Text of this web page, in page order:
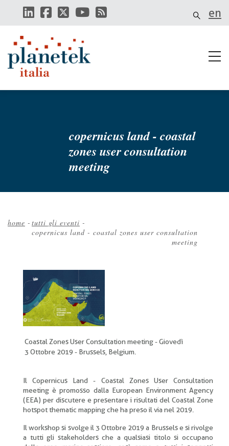
contenuto
en
copernicus land - coastal
zones user consultation
meeting
Briciole
home - tutti gli eventi -
copernicus land - coastal zones user consultation
meeting
Coastal Zones User Consultation meeting - Giovedì
3 Ottobre 2019 - Brussels, Belgium.
Il Copernicus Land - Coastal Zones User Consultation
meeting è promosso dalla European Environment Agency
(EEA) per discutere e presentare i risultati del Coastal Zone
hotspot thematic mapping che ha preso il via nel 2019.
Il workshop si svolge il 3 Ottobre 2019 a Brussels e si rivolge
a tutti gli stakeholders che a qualsiasi titolo si occupano